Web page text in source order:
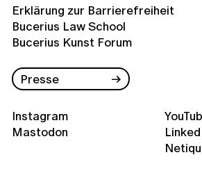
Erklärung zur Barrierefreiheit
Bucerius Law School
Bucerius Kunst Forum
Presse
Instagram
Mastodon